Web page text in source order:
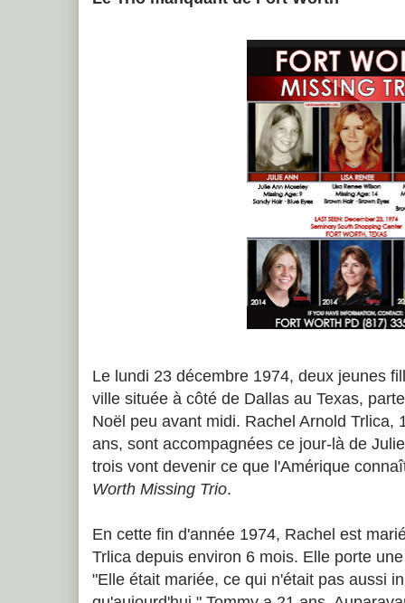
Le lundi 23 décembre 1974, deux jeunes
ville située à côté de Dallas au Texas,
Noël peu avant midi. Rachel Arnold Trlica,
ans, sont accompagnées ce jour-là de
trois vont devenir ce que l'Amérique
Worth Missing Trio.
En cette fin d'année 1974, Rachel est
Trlica depuis environ 6 mois. Elle porte
"Elle était mariée, ce qui n'était pas aussi